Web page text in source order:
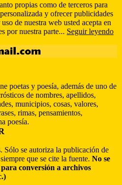
propias como de terceros para
y ofrecer publicidades
de nuestra web usted acepta en
por nuestra parte... Seguir leyendo
poetas y poesía, además de uno de
de nombres, apellidos,
municipios, cosas, valores,
rimas, pensamientos,
poesía.
Sólo se autoriza la publicación de
que se cite la fuente. No se
conversión a archivos